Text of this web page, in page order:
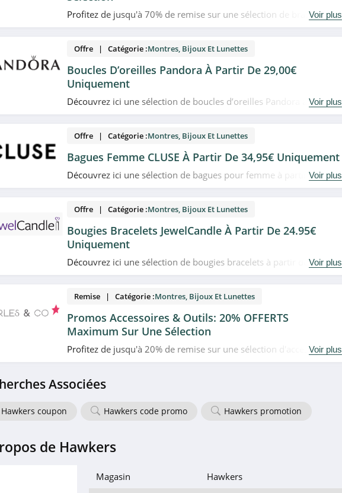
Profitez de jusqu'à 70% de remise sur une sélection de bracelets en
Voir plus
Offre | Catégorie :Montres, Bijoux Et Lunettes
Boucles D’oreilles Pandora À Partir De 29,00€
Uniquement
Découvrez ici une sélection de boucles d’oreilles Pandora à partir
Voir plus
Offre | Catégorie :Montres, Bijoux Et Lunettes
Bagues Femme CLUSE À Partir De 34,95€ Uniquement
Découvrez ici une sélection de bagues pour femme à partir deVoir plus
Offre | Catégorie :Montres, Bijoux Et Lunettes
Bougies Bracelets JewelCandle À Partir De 24.95€
Uniquement
Découvrez ici une sélection de bougies bracelets à partir de 24.95€
Voir plus
Remise | Catégorie :Montres, Bijoux Et Lunettes
Promos Accessoires & Outils: 20% OFFERTS
Maximum Sur Une Sélection
Profitez de jusqu'à 20% de remise sur une sélection d'accessoires
Voir plus
Associées
Hawkers coupon Hawkers code promo Hawkers promotion
de Hawkers
Magasin
Hawkers